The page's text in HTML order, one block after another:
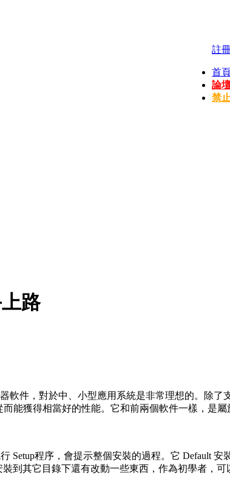
註
首
論
禁
路
軟件，對於中、小型應用系統是非常理想的。除
能獲得相當好的性能。它和前兩個軟件一樣，是屬
Setup程序，會提示整個安裝的過程。它 Default
裝到其它目錄下還有改動一些東西，作為初學者，